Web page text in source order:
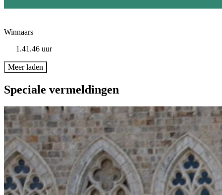
Winnaars
1.41.46 uur
Meer laden
Speciale vermeldingen